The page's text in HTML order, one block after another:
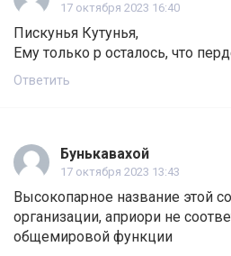
17 октября 2023 16:40
Пискунья Кутунья,
Ему только р осталось, что
Ответить
Бунькавахой
17 октября 2023 13:43
Высокопарное название этой
организации, априори не
общемировой функции